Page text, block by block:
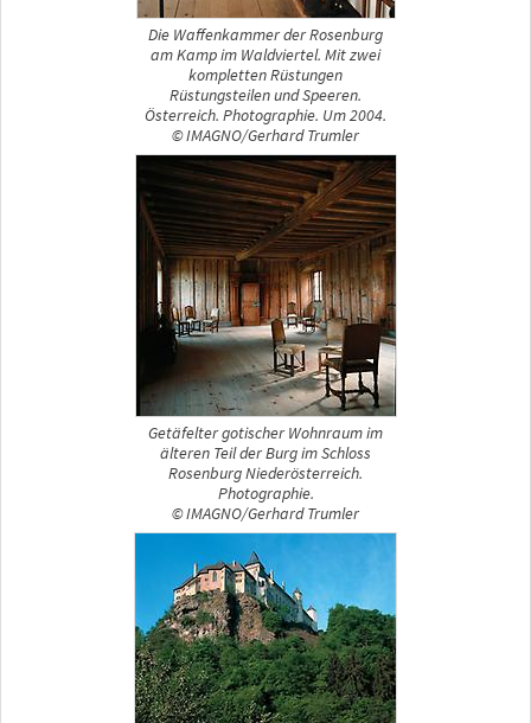
Die Waffenkammer der Rosenburg
am Kamp im Waldviertel. Mit zwei
kompletten Rüstungen
Rüstungsteilen und Speeren.
Österreich. Photographie. Um 2004.
© IMAGNO/Gerhard Trumler
Getäfelter gotischer Wohnraum im
älteren Teil der Burg im Schloss
Rosenburg Niederösterreich.
Photographie.
© IMAGNO/Gerhard Trumler